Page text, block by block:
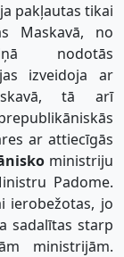
pakļautas tikai
Maskavā, no
nodotās
izveidoja ar
tā arī
ar attiecīgās
ministriju
Padome.
ierobežotas, jo
sadalītas starp
ministrijām.